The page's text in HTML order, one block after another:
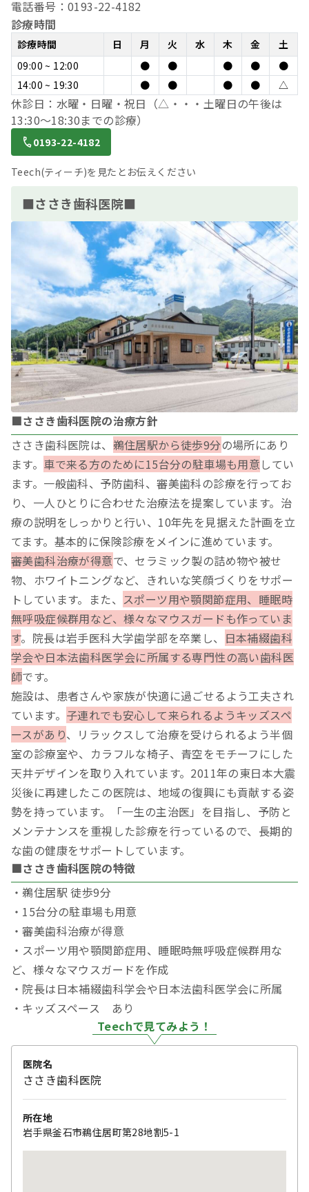
電話番号：0193-22-4182
診療時間
診療時間 日 月 火 水 木 金
土
09:00 ~ 12:00
● ● ● ●
●
14:00 ~ 19:30
● ● ● ● △
休診日：水曜・日曜・祝日（△・・・土曜日の午後は
13:30～18:30までの診療）
0193-22-4182
Teech(ティーチ)を見たとお伝えください
■ささき歯科医院■
■ささき歯科医院の治療方針
ささき歯科医院は、 鵜住居駅から徒歩9分の場所にあり
ます。 車で来る方のために15台分の駐車場も用意 してい
ます。一般歯科、予防歯科、審美歯科の診療を行ってお
り、一人ひとりに合わせた治療法を提案しています。治
療の説明をしっかりと行い、10年先を見据えた計画を立
てます。基本的に保険診療をメインに進めています。
審美歯科治療が得意で、セラミック製の詰め物や被せ
物、ホワイトニングなど、きれいな笑顔づくりをサポー
トしています。また、 スポーツ用や顎関節症用、睡眠時
無呼吸症候群用など、様々なマウスガードも作っていま
す。院長は岩手医科大学歯学部を卒業し、 日本補綴歯科
学会や日本法歯科医学会に所属する専門性の高い歯科医
師です。
施設は、患者さんや家族が快適に過ごせるよう工夫され
ています。 子連れでも安心して来られるようキッズスペ
ースがあり、リラックスして治療を受けられるよう半個
室の診療室や、カラフルな椅子、青空をモチーフにした
天井デザインを取り入れています。2011年の東日本大震
災後に再建したこの医院は、地域の復興にも貢献する姿
勢を持っています。「一生の主治医」を目指し、予防と
メンテナンスを重視した診療を行っているので、長期的
な歯の健康をサポートしています。
■ささき歯科医院の特徴
・鵜住居駅 徒歩9分
・15台分の駐車場も用意
・審美歯科治療が得意
・スポーツ用や顎関節症用、睡眠時無呼吸症候群用な
ど、様々なマウスガードを作成
・院長は日本補綴歯科学会や日本法歯科医学会に所属
・キッズスペース あり
Teechで見てみよう！
医院名
ささき歯科医院
所在地
岩手県釜石市鵜住居町第28地割5-1